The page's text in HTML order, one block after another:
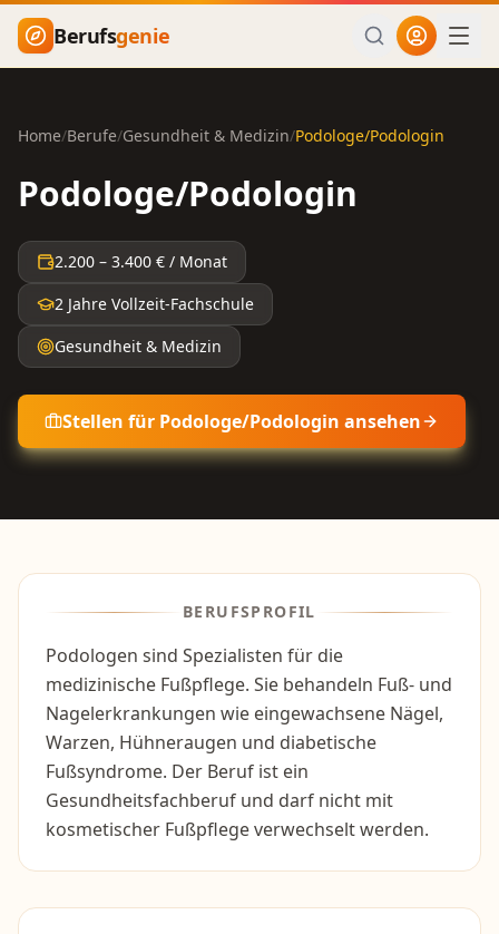
Zum Hauptinhalt springen
Berufsgenie
Home/Berufe/Gesundheit & Medizin/Podologe/Podologin
Podologe/Podologin
2.200 – 3.400 € / Monat
2 Jahre Vollzeit-Fachschule
Gesundheit & Medizin
Stellen für Podologe/Podologin ansehen
BERUFSPROFIL
Podologen sind Spezialisten für die
medizinische Fußpflege. Sie behandeln Fuß- und
Nagelerkrankungen wie eingewachsene Nägel,
Warzen, Hühneraugen und diabetische
Fußsyndrome. Der Beruf ist ein
Gesundheitsfachberuf und darf nicht mit
kosmetischer Fußpflege verwechselt werden.